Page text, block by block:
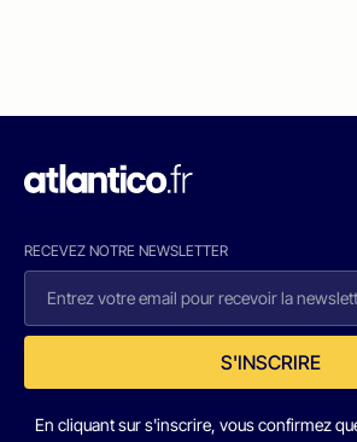
RECEVEZ NOTRE NEWSLETTER
S'INSCRIRE
En cliquant sur s'inscrire, vous confirmez